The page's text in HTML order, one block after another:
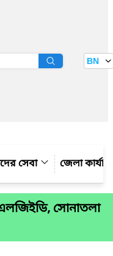
BN
সেবা জেলা
সোনাতলা